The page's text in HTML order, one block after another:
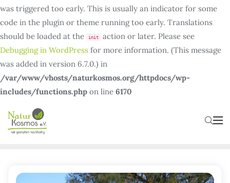
was triggered too early. This is usually an indicator for some
code in the plugin or theme running too early. Translations
should be loaded at the
init
action or later. Please see
Debugging in WordPress for more information. (This message
was added in version 6.7.0.) in
/var/www/vhosts/naturkosmos.org/httpdocs/wp-
includes/functions.php on line 6170